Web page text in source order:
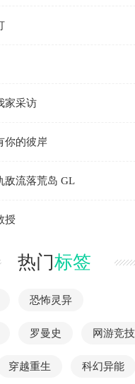
家采访
你的彼岸
敌流落荒岛 GL
授
热门标签
恐怖灵异
罗曼史 网游竞技
穿越重生 科幻异能